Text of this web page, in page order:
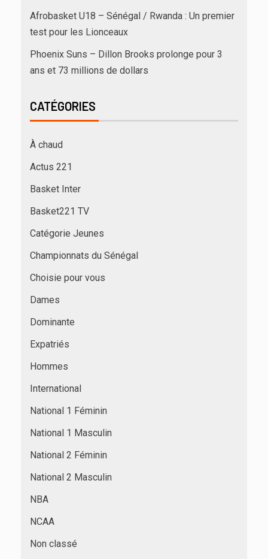
Afrobasket U18 – Sénégal / Rwanda : Un premier
test pour les Lionceaux
Phoenix Suns – Dillon Brooks prolonge pour 3
ans et 73 millions de dollars
CATÉGORIES
À chaud
Actus 221
Basket Inter
Basket221 TV
Catégorie Jeunes
Championnats du Sénégal
Choisie pour vous
Dames
Dominante
Expatriés
Hommes
International
National 1 Féminin
National 1 Masculin
National 2 Féminin
National 2 Masculin
NBA
NCAA
Non classé